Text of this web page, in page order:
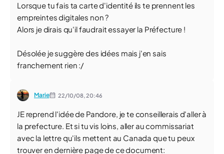
Lorsque tu fais ta carte d'identité ils te prennent les
empreintes digitales non ?
Alors je dirais qu'il faudrait essayer la Préfecture !
Désolée je suggère des idées mais j'en sais
franchement rien :/
Marie 22/10/08,20:46
JE reprend l'idée de Pandore, je te conseillerais d'aller à
la prefecture. Et si tu vis loins, aller au commissariat
avec la lettre qu'ils mettent au Canada que tu peux
trouver en dernière page de ce document: